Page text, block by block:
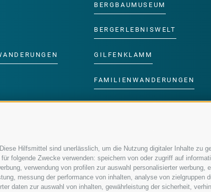
Hilfsmittel sind unerlässlich, um die Nutzung digitaler Inhalte zu
folgende Zwecke verwenden: speichern von oder zugriff auf
verwendung von profilen zur auswahl personalisierter werbung,
messung der performance von inhalten, analyse von zielgruppen
daten zur auswahl von inhalten, gewährleistung der sicherheit,
BERGBAUMUSEUM
BERGERLEBNISWELT
GILFENKLAMM
FAMILIENWANDERUNGEN